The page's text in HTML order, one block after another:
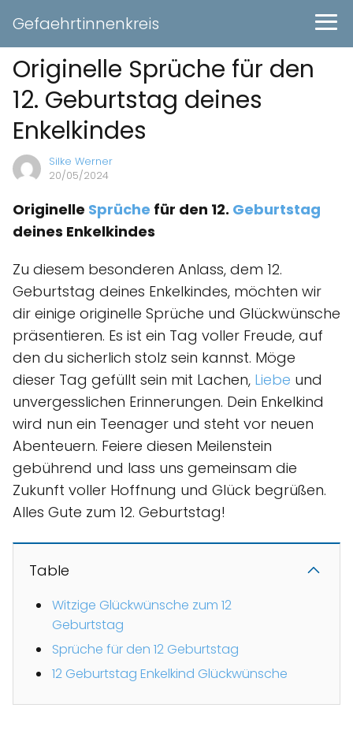
Gefaehrtinnenkreis
Originelle Sprüche für den
12. Geburtstag deines
Enkelkindes
Silke Werner
20/05/2024
Originelle Sprüche für den 12. Geburtstag
deines Enkelkindes
Zu diesem besonderen Anlass, dem 12.
Geburtstag deines Enkelkindes, möchten wir
dir einige originelle Sprüche und Glückwünsche
präsentieren. Es ist ein Tag voller Freude, auf
den du sicherlich stolz sein kannst. Möge
dieser Tag gefüllt sein mit Lachen, Liebe und
unvergesslichen Erinnerungen. Dein Enkelkind
wird nun ein Teenager und steht vor neuen
Abenteuern. Feiere diesen Meilenstein
gebührend und lass uns gemeinsam die
Zukunft voller Hoffnung und Glück begrüßen.
Alles Gute zum 12. Geburtstag!
Table
Witzige Glückwünsche zum 12
Geburtstag
Sprüche für den 12 Geburtstag
12 Geburtstag Enkelkind Glückwünsche